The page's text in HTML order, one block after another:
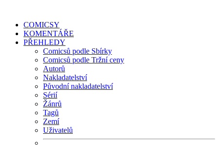
COMICSY
KOMENTÁŘE
PŘEHLEDY
Comicsů podle Sbírky
Comicsů podle Tržní ceny
Autorů
Nakladatelství
Původní nakladatelství
Sérií
Žánrů
Tagů
Zemí
Uživatelů